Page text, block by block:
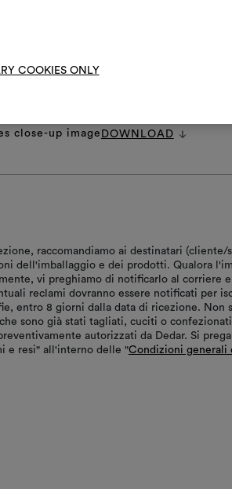
COOKIES ONLY
close-up image DOWNLOAD
raccomandiamo ai destinatari
dell'imballaggio e dei prodotti. Qualora
vi preghiamo di notificarlo al corriere
reclami dovranno essere notificati per
entro 8 giorni dalla data di ricezione. Non
sono già stati tagliati, cuciti o
autorizzati da Dedar. Si
e resi" all'interno delle "Condizioni generali